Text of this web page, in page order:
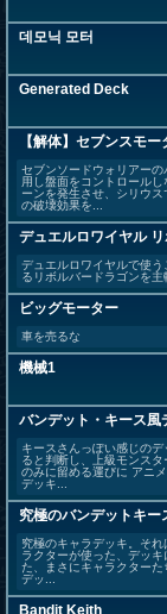
데모닉 모터
Generated Deck
【解体】セブンスモー
セブンソードウォリアー
用し盤面をコントロール
ーンを発生させ、シリウ
の破壊効果を...
デュエルロワイヤル
デュエルロワイヤルで使
るリボルバードラゴンを主
ビッグモーター
車を売るな
機械1
バンデット・キース風
キースさんっぽい感じの
ると判断し、上級モンス
のみに留める運びに アニ
デッキ...
究極のバンデットキー
究極のキャラデッキ。そ
ラクターが使った、デッ
た、まさにキャラクター
デッ...